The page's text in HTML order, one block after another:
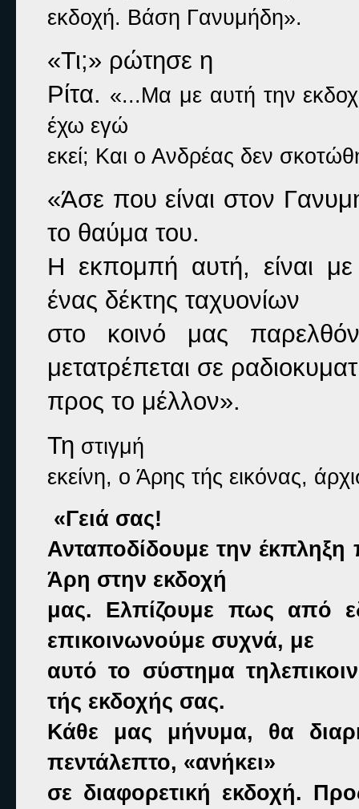
εκδοχή. Βάση Γανυμήδη».
«Τι;» ρώτησε η
Ρίτα. «...Μα με αυτή την
έχω εγώ
εκεί; Και ο Ανδρέας δεν
«Άσε που είναι στον
το θαύμα του.
Η εκπομπή αυτή, είναι
ένας δέκτης ταχυονίων
στο κοινό μας
μετατρέπεται σε
προς το μέλλον».
Τη στιγμή
εκείνη, ο Άρης τής εικόνας,
«Γειά σας!
Ανταποδίδουμε την
Άρη στην εκδοχή
μας. Ελπίζουμε πως από
επικοινωνούμε συχνά, με
αυτό το σύστημα
τής εκδοχής σας.
Κάθε μας μήνυμα, θα
πεντάλεπτο, «ανήκει»
σε διαφορετική εκδοχή.